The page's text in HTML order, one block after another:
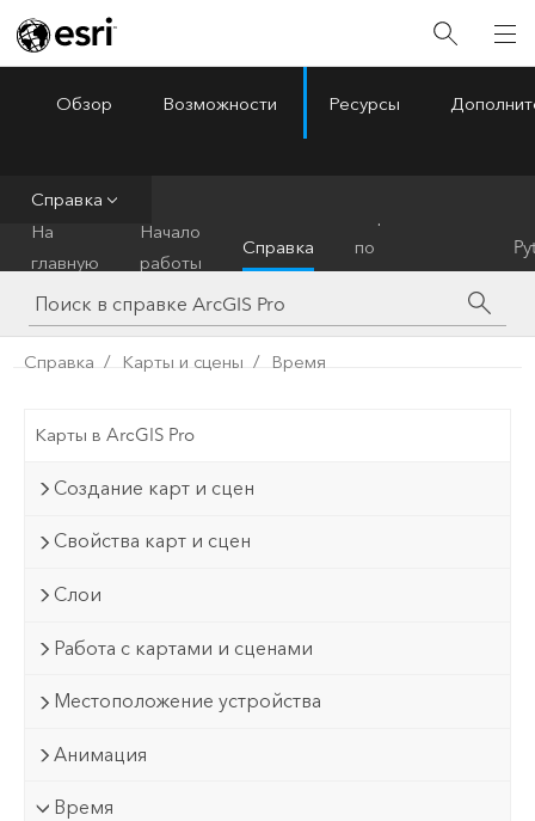
ArcGIS Pro
Обзор Возможности Ресурсы
Справка
На
главную
Начало
работы
Справка
по
инструментам
Справка Карты и сцены Время
Карты в ArcGIS Pro
Создание карт и сцен
Свойства карт и сцен
Слои
Работа с картами и сценами
Местоположение устройства
Анимация
Время